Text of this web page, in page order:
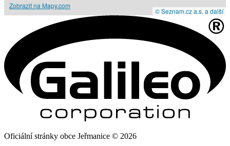
Zobrazit na Mapy.com
© Seznam.cz a.s. a další
Oficiální stránky obce Jeřmanice © 2026